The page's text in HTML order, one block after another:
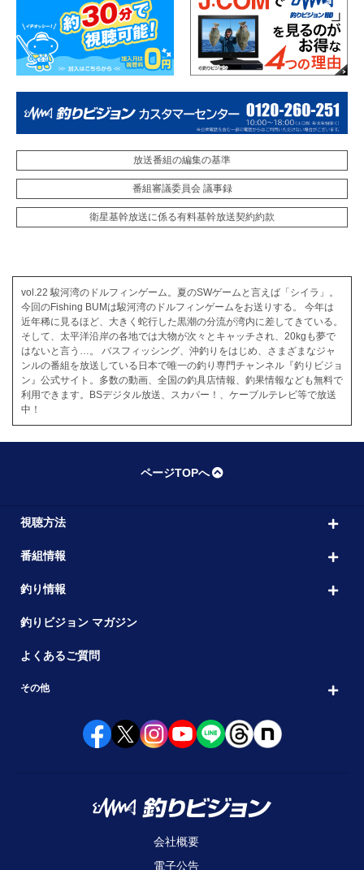
放送番組の編集の基準
番組審議委員会 議事録
衛星基幹放送に係る有料基幹放送契約約款
vol.22 駿河湾のドルフィンゲーム。夏のSWゲームと言えば「シイラ」。
今回のFishing BUMは駿河湾のドルフィンゲームをお送りする。 今年は
近年稀に見るほど、大きく蛇行した黒潮の分流が湾内に差してきている。
そして、太平洋沿岸の各地では大物が次々とキャッチされ、20kgも夢で
はないと言う…。 バスフィッシング、沖釣りをはじめ、さまざまなジャ
ンルの番組を放送している日本で唯一の釣り専門チャンネル『釣りビジョ
ン』公式サイト。多数の動画、全国の釣具店情報、釣果情報なども無料で
利用できます。BSデジタル放送、スカパー！、ケーブルテレビ等で放送
中！
ページTOPへ
視聴方法
番組情報
釣り情報
釣りビジョン マガジン
よくあるご質問
その他
会社概要
電子公告